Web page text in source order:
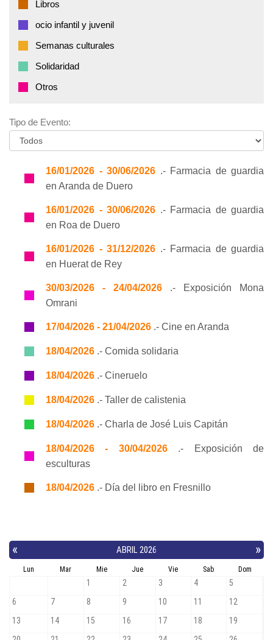
Libros
ocio infantil y juvenil
Semanas culturales
Solidaridad
Otros
Tipo de Evento:
16/01/2026 - 30/06/2026 .- Farmacia de guardia
en Aranda de Duero
16/01/2026 - 30/06/2026 .- Farmacia de guardia
en Roa de Duero
16/01/2026 - 31/12/2026 .- Farmacia de guardia
en Huerat de Rey
30/03/2026 - 24/04/2026 .- Exposición Mona
Omrani
17/04/2026 - 21/04/2026 .- Cine en Aranda
18/04/2026 .- Comida solidaria
18/04/2026 .- Cineruelo
18/04/2026 .- Taller de calistenia
18/04/2026 .- Charla de José Luis Capitán
18/04/2026 - 30/04/2026.- Exposición de
esculturas
18/04/2026 .- Día del libro en Fresnillo